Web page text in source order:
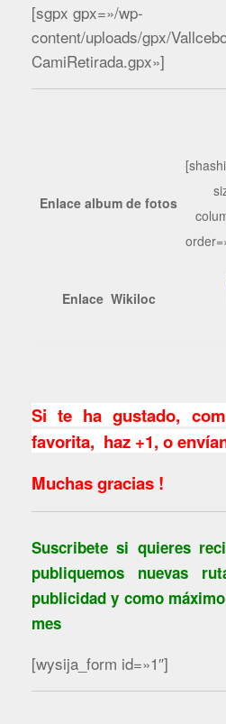
[sgpx gpx=»/wp-
content/uploads/gpx/
CamiRetirada.gpx»]
Enlace album de fotos
Enlace Wikiloc
Si te ha gustado,
favorita, haz +1, o
Muchas gracias !
Suscribete si quieres
publiquemos nuevas
publicidad y como
mes
[wysija_form id=»1″]